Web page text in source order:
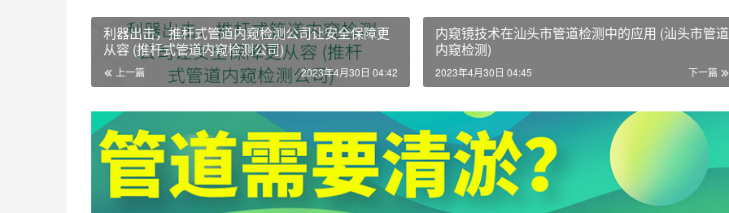
利器出击，推杆式管道内窥检测公司让安全保障更
从容 (推杆式管道内窥检测公司)
上一篇 2023年4月30日 04:42
内窥镜技术在汕头市管道检测中的应用 (汕头市管道
内窥检测)
下一篇
2023年4月30日 04:45